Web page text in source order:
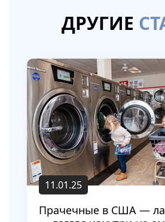
ДРУГИЕ
11.01.25
Прачечные в США —